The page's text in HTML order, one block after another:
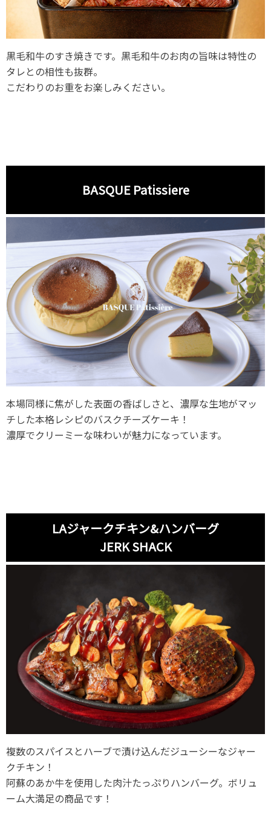
黒毛和牛のすき焼きです。黒毛和牛のお肉の旨味は特性の
タレとの相性も抜群。
こだわりのお重をお楽しみください。
BASQUE Patissiere
本場同様に焦がした表面の香ばしさと、濃厚な生地がマッ
チした本格レシピのバスクチーズケーキ！
濃厚でクリーミーな味わいが魅力になっています。
LAジャークチキン&ハンバーグ
JERK SHACK
複数のスパイスとハーブで漬け込んだジューシーなジャー
クチキン！
阿蘇のあか牛を使用した肉汁たっぷりハンバーグ。ボリュ
ーム大満足の商品です！